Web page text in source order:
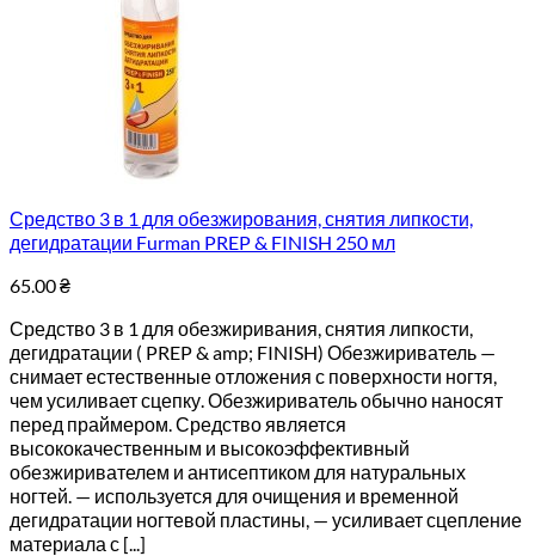
Средство 3 в 1 для обезжирования, снятия липкости,
дегидратации Furman PREP & FINISH 250 мл
65.00₴
Средство 3 в 1 для обезжиривания, снятия липкости,
дегидратации ( PREP & amp; FINISH) Обезжириватель —
снимает естественные отложения с поверхности ногтя,
чем усиливает сцепку. Обезжириватель обычно наносят
перед праймером. Средство является
высококачественным и высокоэффективный
обезжиривателем и антисептиком для натуральных
ногтей. — используется для очищения и временной
дегидратации ногтевой пластины, — усиливает сцепление
материала с [...]